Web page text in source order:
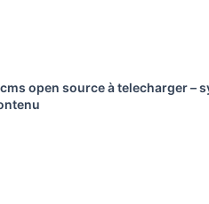
open source à telecharger –